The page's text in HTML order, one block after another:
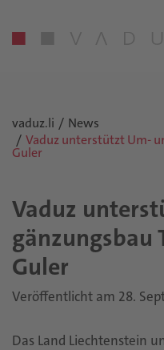
vaduz.li
News
Vaduz unterstützt Um-
Guler
Vaduz
gän­zungs­bau
Guler
Veröffentlicht am 28.
Das Land Liechtenstein